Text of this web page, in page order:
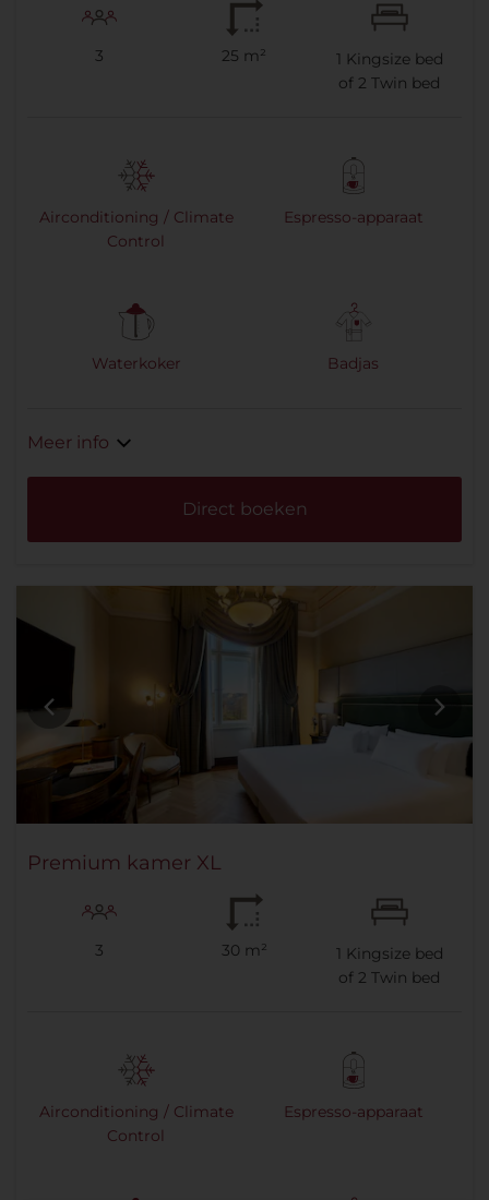
3 25 m² 1 Kingsize bed
of 2 Twin bed
Airconditioning / Climate
Control
Espresso-apparaat
Waterkoker Badjas
Meer info
Direct boeken
Premium kamer XL
3 30 m² 1 Kingsize bed
of 2 Twin bed
Airconditioning / Climate
Control
Espresso-apparaat